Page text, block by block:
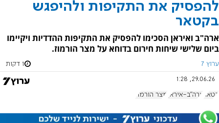
להפסיק את התקיפות ולהיפגש
בקטאר
ארה"ב ואיראן הסכימו להפסיק את התקיפות ההדדיות ויקיימו
ביום שלישי שיחות חירום בדוחא על מצר הורמוז.
ערוץ 7 1 דקות
29.06.26, 1:28
קטאר ארה"ב-איראן מצר הורמוז